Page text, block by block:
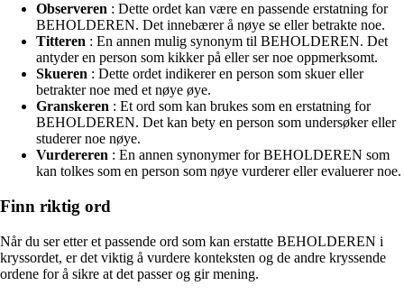
Observeren : Dette ordet kan være en passende erstatning for
BEHOLDEREN. Det innebærer å nøye se eller betrakte noe.
Titteren : En annen mulig synonym til BEHOLDEREN. Det
antyder en person som kikker på eller ser noe oppmerksomt.
Skueren : Dette ordet indikerer en person som skuer eller
betrakter noe med et nøye øye.
Granskeren : Et ord som kan brukes som en erstatning for
BEHOLDEREN. Det kan bety en person som undersøker eller
studerer noe nøye.
Vurdereren : En annen synonymer for BEHOLDEREN som
kan tolkes som en person som nøye vurderer eller evaluerer noe.
Finn riktig ord
Når du ser etter et passende ord som kan erstatte BEHOLDEREN i
kryssordet, er det viktig å vurdere konteksten og de andre kryssende
ordene for å sikre at det passer og gir mening.